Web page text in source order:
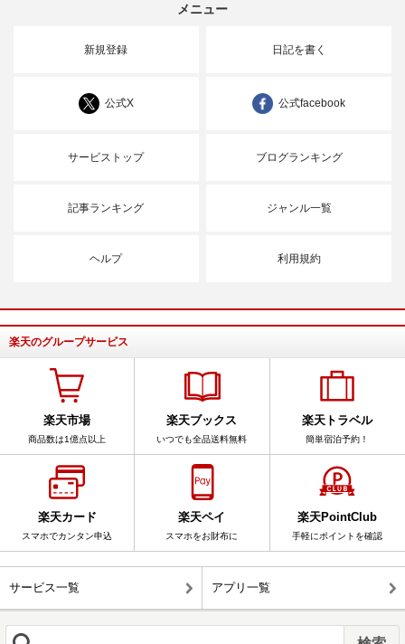
メニュー
新規登録 日記を書く
公式X 公式facebook
サービストップ ブログランキング
記事ランキング ジャンル一覧
ヘルプ 利用規約
楽天のグループサービス
楽天市場
商品数は1億点以上
楽天ブックス
いつでも全品送料無料
楽天トラベル
簡単宿泊予約！
楽天カード
スマホでカンタン申込
楽天ペイ
スマホをお財布に
楽天PointClub
手軽にポイントを確認
サービス一覧 アプリ一覧